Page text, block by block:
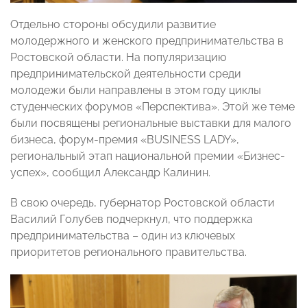
Отдельно стороны обсудили развитие
молодержного и женского предпринимательства в
Ростовской области. На популяризацию
предпринимательской деятельности среди
молодежи были направлены в этом году циклы
студенческих форумов «Перспектива». Этой же теме
были посвящены региональные выставки для малого
бизнеса, форум-премия «BUSINESS LADY»,
региональный этап национальной премии «Бизнес-
успех», сообщил Александр Калинин.
В свою очередь, губернатор Ростовской области
Василий Голубев подчеркнул, что поддержка
предпринимательства – один из ключевых
приоритетов регионального правительства.